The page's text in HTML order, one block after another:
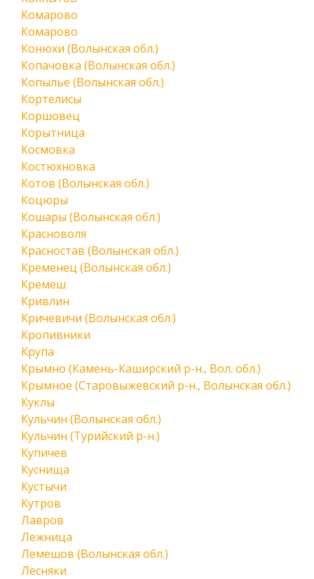
Комарово
Комарово
Конюхи (Волынская обл.)
Копачовка (Волынская обл.)
Копылье (Волынская обл.)
Кортелисы
Коршовец
Корытница
Космовка
Костюхновка
Котов (Волынская обл.)
Коцюры
Кошары (Волынская обл.)
Красноволя
Красностав (Волынская обл.)
Кременец (Волынская обл.)
Кремеш
Кривлин
Кричевичи (Волынская обл.)
Кропивники
Крупа
Крымно (Камень-Каширский р-н., Вол. обл.)
Крымное (Старовыжевский р-н., Волынская обл.)
Куклы
Кульчин (Волынская обл.)
Кульчин (Турийский р-н.)
Купичев
Куснища
Кустычи
Кутров
Лавров
Лежница
Лемешов (Волынская обл.)
Лесняки